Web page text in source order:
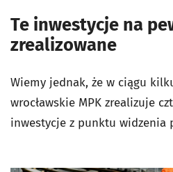
Te inwestycje na
zrealizowane
Wiemy jednak, że w ciągu
wrocławskie MPK zrealizuje
inwestycje z punktu widzenia